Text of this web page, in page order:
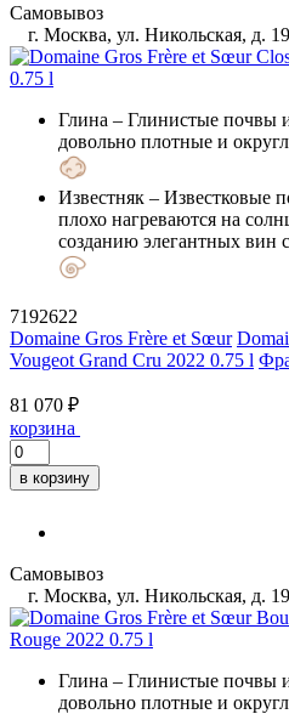
Самовывоз
г. Москва, ул. Никольская, д.
Глина – Глинистые почвы
довольно плотные и
Известняк – Известковые
плохо нагреваются на
созданию элегантных вин
7192622
Domaine Gros Frère et Sœur
Vougeot Grand Cru 2022 0.75 l
81 070 ₽
корзина
в корзину
Самовывоз
г. Москва, ул. Никольская, д.
Глина – Глинистые почвы
довольно плотные и